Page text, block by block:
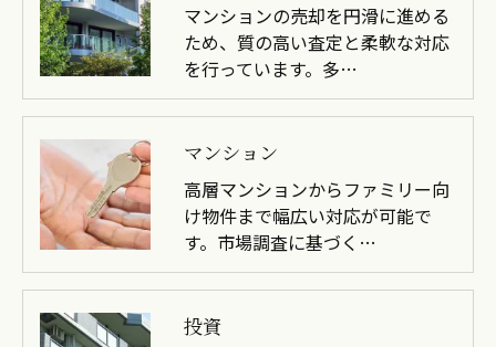
マンションの売却を円滑に進める
ため、質の高い査定と柔軟な対応
を行っています。多…
マンション
高層マンションからファミリー向
け物件まで幅広い対応が可能で
す。市場調査に基づく…
投資